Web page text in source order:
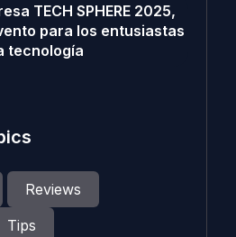
TECH SPHERE 2025,
para los entusiastas
tecnología
Reviews
Tips